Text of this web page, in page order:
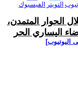
الفيسبوك التويتر
الحوار المتمدن،
اليساري الحر
اليوتيوب]